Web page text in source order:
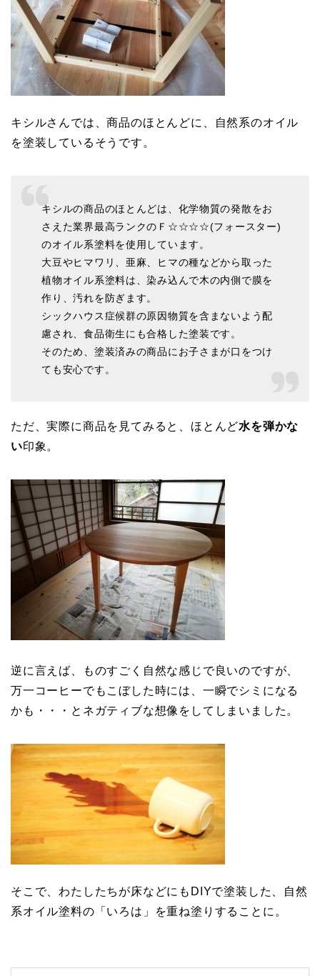
キシルさんでは、商品のほとんどに、自然系のオイル
を塗装しているそうです。
キシルの商品のほとんどは、化学物質の発散をお
さえた業界最高ランクのＦ☆☆☆☆(フォースター)
のオイル系塗料を使用しています。
大豆やヒマワリ、亜麻、ヒマの種などから取った
植物オイル系塗料は、染み込んで木の内側で膜を
作り、汚れを防ぎます。
シックハウス症候群の原因物質を含まないよう配
慮され、食品衛生にも合格した塗装です。
そのため、塗装済みの商品にお子さまが口をつけ
ても安心です。
ただ、実際に商品を見てみると、ほとんど水を弾かな
い印象。
逆に言えば、ものすごく自然な感じで良いのですが、
万一コーヒーでもこぼした時には、一瞬でシミになる
かも・・・とネガティブな想像をしてしまいました。
そこで、わたしたちが床などにもDIYで塗装した、自然
系オイル塗料の「いろは」を重ね塗りすることに。